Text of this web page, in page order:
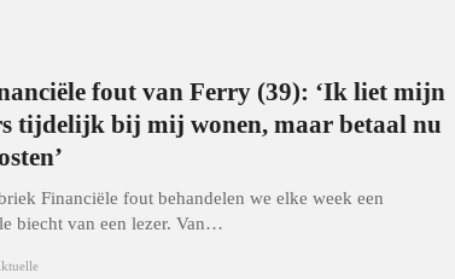
fout van Ferry (39): ‘Ik liet mijn
tijdelijk bij mij wonen, maar betaal nu
Financiële fout behandelen we elke week een
biecht van een lezer. Van…